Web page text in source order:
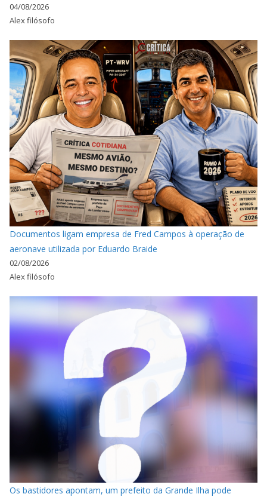
04/08/2026
Alex filósofo
Documentos ligam empresa de Fred Campos à operação de
aeronave utilizada por Eduardo Braide
02/08/2026
Alex filósofo
Os bastidores apontam, um prefeito da Grande Ilha pode